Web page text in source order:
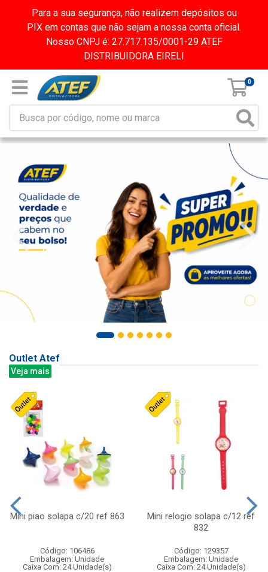
Para a sua segurança, não realizem depósitos ou
PIX em contas que não sejam a nossa conta oficial.
Nosso CNPJ é: 27.717.135/0001-29 ATEF
DISTRIBUIDORA EIRELI
0
Outlet Atef
Veja mais
Mini piao solapa c/20 ref 863
Código: 106486
Embalagem: Unidade
Caixa Com: 24 Unidade(s)
Mini relogio solapa c/12 ref
832
Código: 129357
Embalagem: Unidade
Caixa Com: 24 Unidade(s)